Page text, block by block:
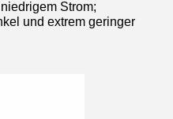
Strom;
und extrem geringer